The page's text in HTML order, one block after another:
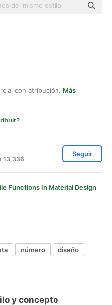
con atribución. Más
13,336
Seguir
Functions In Material Design
número
diseño
y concepto